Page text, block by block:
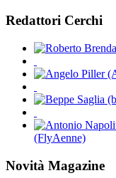
Redattori Cerchi
(FlyAenne)
Novità Magazine